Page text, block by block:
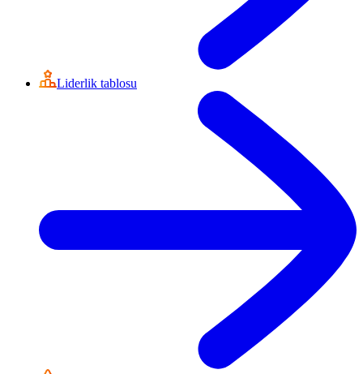
Liderlik tablosu